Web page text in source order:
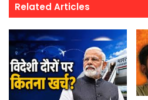
Related Articles